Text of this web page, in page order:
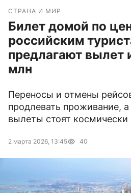
СТРАНА И МИР
Билет домой по
российским
предлагают вылет
млн
Переносы и отмены
продлевать проживание,
вылеты стоят космически
2 марта 2026, 13:45 40